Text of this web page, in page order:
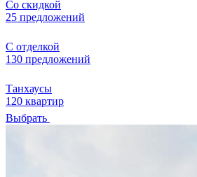
Со скидкой
25 предложений
С отделкой
130 предложений
Танхаусы
120 квартир
Выбрать